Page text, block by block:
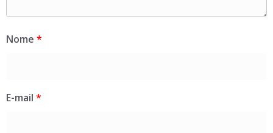
Nome *
E-mail *